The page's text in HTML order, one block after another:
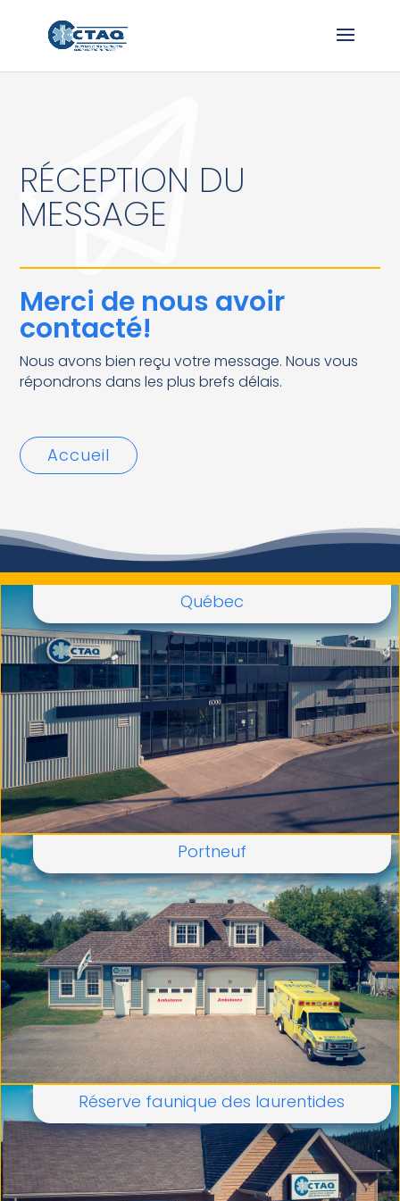
RÉCEPTION DU
MESSAGE
Merci de nous avoir
contacté!
Nous avons bien reçu votre message. Nous vous
répondrons dans les plus brefs délais.
Accueil
Québec
Portneuf
Réserve faunique des laurentides